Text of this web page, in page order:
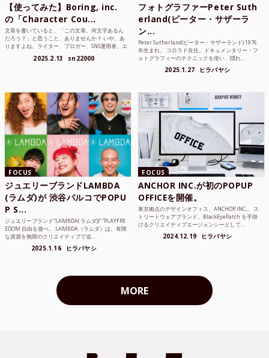
【使ってみた】Boring, inc.
の「Character Cou...
文章を書いていると、「この文章、何文字あるん
だろう？」と思うこと、ありませんか？ いや、あ
りますよね。ライター、ブロガー、SNS運用者、エ
2025.2.13 sn22000
フォトグラファーPeter Suth
erland(ピーター・サザーラ
ン...
Peter Sutherland(ピーター・サザーランド) 1976
年生まれ。 コロラド在住。ドキュメンタリー・フ
ォトグラフィーのテクニックを使い、隠れ...
2025.1.27 ヒラバヤシ
FOCUS
ジュエリーブランドLAMBDA
(ラムダ)が 渋谷パルコでPOPU
P S...
ジュエリーブランド“LAMBDA( ラムダ))” “PLAYFRE
EDOM 自由を遊べ。 LAMBDA（ラムダ）は、有限
な資源を無限のクリエイティブで追...
2025.1.16 ヒラバヤシ
FOCUS
ANCHOR INC.が初のPOPUP
OFFICEを開催。
東京拠点のデザインオフィス、ANCHOR INC.。 ス
トリートウェアブランド、BlackEyePatch を手掛
けるクリエイティブエージェンシーとして...
2024.12.19 ヒラバヤシ
MORE